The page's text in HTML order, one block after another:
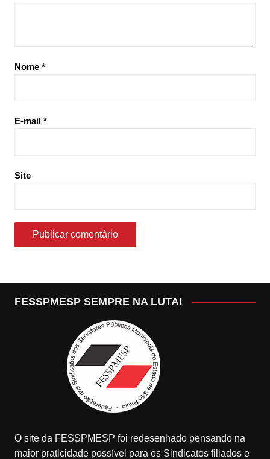
Nome *
E-mail *
Site
FESSPMESP SEMPRE NA LUTA!
O site da FESSPMESP foi redesenhado pensando na
maior praticidade possível para os Sindicatos filiados e